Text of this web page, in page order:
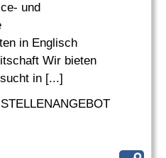
und
in Englisch
Wir bieten
in [...]